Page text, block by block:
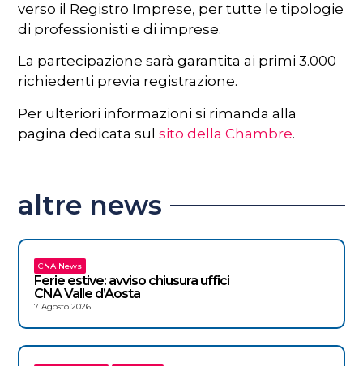
verso il Registro Imprese, per tutte le tipologie
di professionisti e di imprese.
La partecipazione sarà garantita ai primi 3.000
richiedenti previa registrazione.
Per ulteriori informazioni si rimanda alla
pagina dedicata sulsito della Chambre.
altre news
CNA News
Ferie estive: avviso chiusura uffici
CNA Valle d’Aosta
7 Agosto 2026